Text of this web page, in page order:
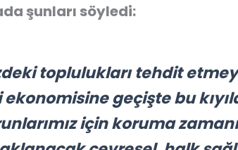
şunları söyledi:
toplulukları tehdit
geçişte bu
için koruma